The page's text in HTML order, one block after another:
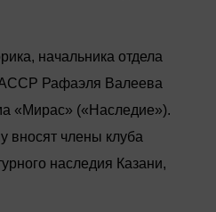
начальника отдела
Рафаэля Валеева
«Мирас» («Наследие»).
вносят члены клуба
наследия Казани,